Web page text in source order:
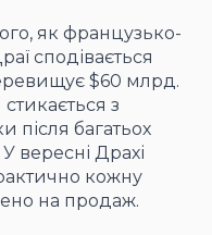
як французько-
сподівається
$60 млрд.
стикається з
багатьох
вересні Драхі
кожну
на продаж.